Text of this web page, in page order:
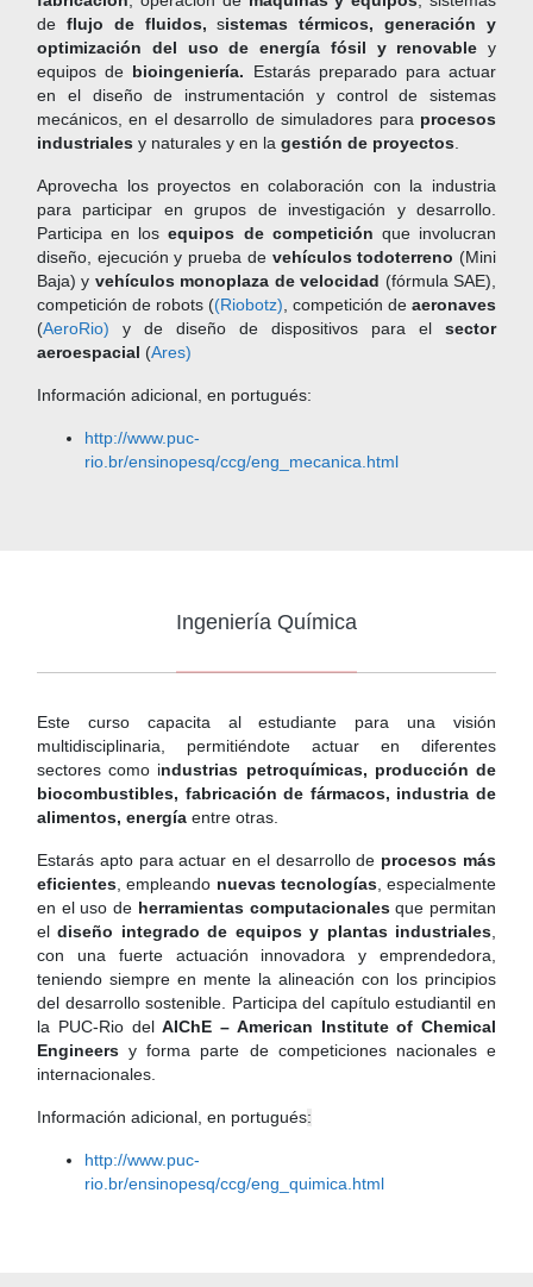
de flujo de fluidos, sistemas térmicos, generación y
optimización del uso de energía fósil y renovable y
equipos de bioingeniería. Estarás preparado para actuar
en el diseño de instrumentación y control de sistemas
mecánicos, en el desarrollo de simuladores para procesos
industriales y naturales y en la gestión de proyectos
Aprovecha los proyectos en colaboración con la industria
para participar en grupos de investigación y desarrollo.
Participa en losequipos de competición que involucran
diseño, ejecución y prueba de vehículos todoterreno (Mini
Baja) y vehículos monoplaza de velocidad (fórmula SAE),
competición de robots ((Riobotz) , competición de aeronaves
(AeroRio) y de diseño de dispositivos para el sector
aeroespacial (Ares)
Información adicional, en portugués:
http://www.puc-
rio.br/ensinopesq/ccg/eng_mecanica.html
Ingeniería Química
Este curso capacita al estudiante para una visión
multidisciplinaria, permitiéndote actuar en diferentes
sectores como industrias petroquímicas, producción de
biocombustibles, fabricación de fármacos, industria de
alimentos, energía entre otras.
Estarás apto para actuar en el desarrollo de procesos más
eficientes , empleando nuevas tecnologías, especialmente
en el uso de herramientas computacionalesque permitan
eldiseño integrado de equipos y plantas industriales
con una fuerte actuación innovadora y emprendedora,
teniendo siempre en mente la alineación con los principios
del desarrollo sostenible. Participa del capítulo estudiantil en
la PUC-Rio delAIChE – American Institute of Chemical
Engineers y forma parte de competiciones nacionales e
internacionales.
Información adicional, en portugués:
http://www.puc-
rio.br/ensinopesq/ccg/eng_quimica.html